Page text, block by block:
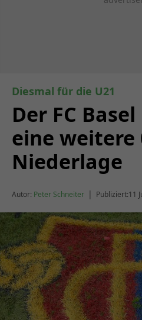
Diesmal für die U21
Der FC
eine weitere
Niederlage
Autor: Peter Schneiter | Publiziert:11